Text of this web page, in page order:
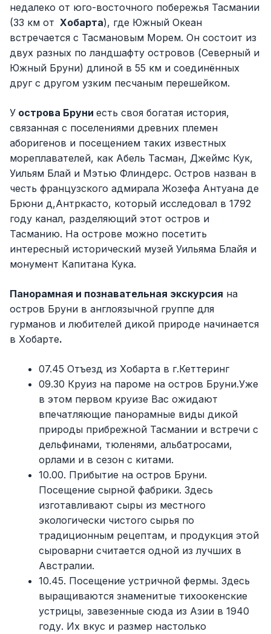
недалеко от юго-восточного побережья Тасмании
(33 км от Хобарта), где Южный Океан
встречается с Тасмановым Морем. Он состоит из
двух разных по ландшафту островов (Северный и
Южный Бруни) длиной в 55 км и соединённых
друг с другом узким песчаным перешейком.
У острова Бруни есть своя богатая история,
связанная с поселениями древних племен
аборигенов и посещением таких известных
мореплавателей, как Абель Тасман, Джеймс Кук,
Уильям Блай и Мэтью Флиндерс. Остров назван в
честь французского адмирала Жозефа Антуана де
Брюни д,Антркасто, который исследовал в 1792
году канал, разделяющий этот остров и
Тасманию. На острове можно посетить
интересный исторический музей Уильяма Блайя и
монумент Капитана Кука.
Панорамная и познавательная экскурсия на
остров Бруни в англоязычной группе для
гурманов и любителей дикой природе начинается
в Хобарте.
07.45 Отъезд из Хобарта в г.Кеттеринг
09.30 Круиз на пароме на остров Бруни.Уже
в этом первом круизе Вас ожидают
впечатляющие панорамные виды дикой
природы прибрежной Тасмании и встречи с
дельфинами, тюленями, альбатросами,
орлами и в сезон с китами.
10.00. Прибытие на остров Бруни.
Посещение сырной фабрики. Здесь
изготавливают сыры из местного
экологически чистого сырья по
традиционным рецептам, и продукция этой
сыроварни считается одной из лучших в
Австралии.
10.45. Посещение устричной фермы. Здесь
выращиваются знаменитые тихоокенские
устрицы, завезенные сюда из Азии в 1940
году. Их вкус и размер настолько